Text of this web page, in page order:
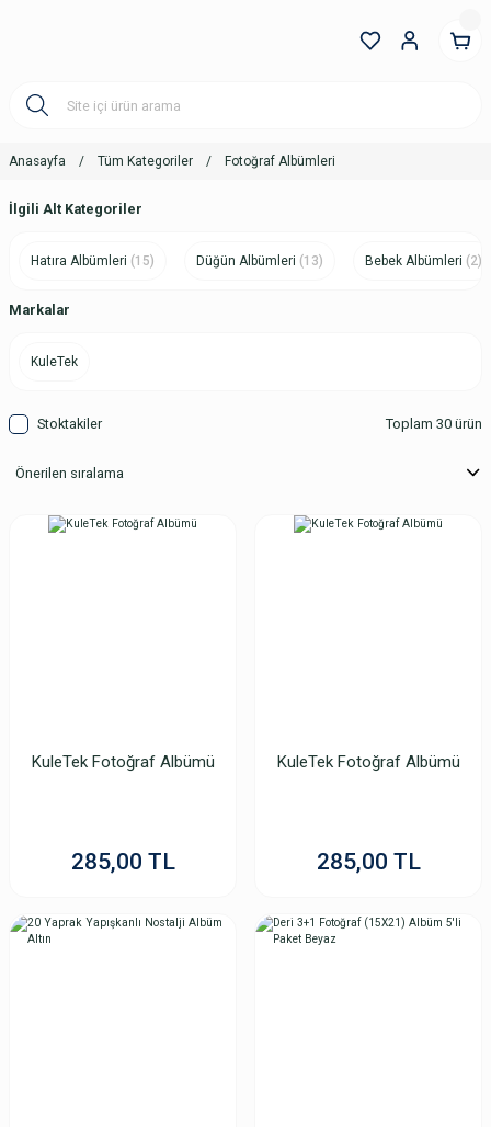
Anasayfa Tüm Kategoriler Fotoğraf Albümleri
İlgili Alt Kategoriler
Hatıra Albümleri (15) Düğün Albümleri (13) Bebek Albümleri (2)
Markalar
KuleTek
Stoktakiler Toplam 30 ürün
KuleTek Fotoğraf Albümü
285,00 TL
KuleTek Fotoğraf Albümü
285,00 TL